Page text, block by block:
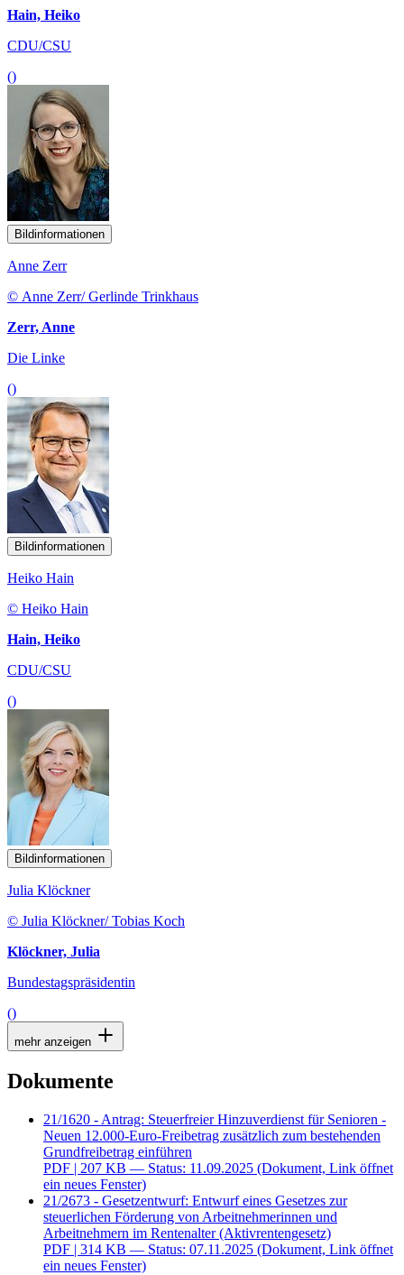
Hain, Heiko
CDU/CSU
()
Bildinformationen
Anne Zerr
© Anne Zerr/ Gerlinde Trinkhaus
Zerr, Anne
Die Linke
()
Bildinformationen
Heiko Hain
© Heiko Hain
Hain, Heiko
CDU/CSU
()
Bildinformationen
Julia Klöckner
© Julia Klöckner/ Tobias Koch
Klöckner, Julia
Bundestagspräsidentin
()
mehr anzeigen
Dokumente
21/1620 - Antrag: Steuerfreier Hinzuverdienst für Senioren -
Neuen 12.000-Euro-Freibetrag zusätzlich zum bestehenden
Grundfreibetrag einführen
PDF | 207 KB — Status: 11.09.2025 (Dokument, Link öffnet
ein neues Fenster)
21/2673 - Gesetzentwurf: Entwurf eines Gesetzes zur
steuerlichen Förderung von Arbeitnehmerinnen und
Arbeitnehmern im Rentenalter (Aktivrentengesetz)
PDF | 314 KB — Status: 07.11.2025 (Dokument, Link öffnet
ein neues Fenster)